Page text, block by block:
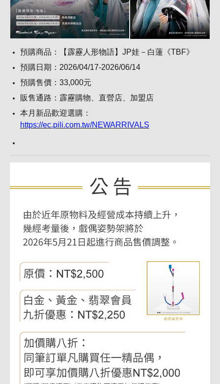
預購商品：【霹靂人形物語】JP娃－白蓮《TBF》
預購日期：2026/04/17-2026/06/14
預購售價：33,000元
販售通路：霹靂購物、直營店、加盟店
本月新品歡迎選購：
https://ec.pili.com.tw/NEWARRIVALS